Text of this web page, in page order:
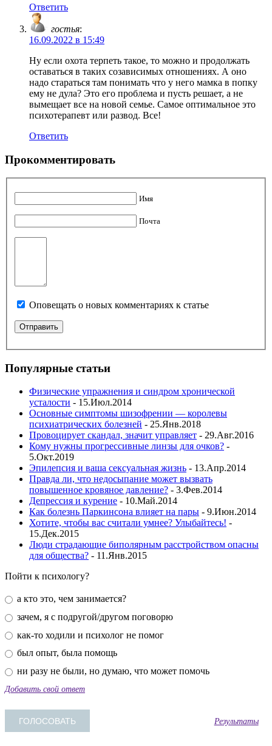
Ответить
гостья:
16.09.2022 в 15:49
Ну если охота терпеть такое, то можно и продолжать
оставаться в таких созависимых отношениях. А оно
надо стараться там понимать что у него мамка в попку
ему не дула? Это его проблема и пусть решает, а не
вымещает все на новой семье. Самое оптимальное это
психотерапевт или развод. Все!
Ответить
Прокомментировать
Имя
Почта
Оповещать о новых комментариях к статье
Популярные статьи
Физические упражнения и синдром хронической
усталости - 15.Июл.2014
Основные симптомы шизофрении — королевы
психиатрических болезней - 25.Янв.2018
Провоцирует скандал, значит управляет - 29.Авг.2016
Кому нужны прогрессивные линзы для очков? -
5.Окт.2019
Эпилепсия и ваша сексуальная жизнь - 13.Апр.2014
Правда ли, что недосыпание может вызвать
повышенное кровяное давление? - 3.Фев.2014
Депрессия и курение - 10.Май.2014
Как болезнь Паркинсона влияет на пары - 9.Июн.2014
Хотите, чтобы вас считали умнее? Улыбайтесь! -
15.Дек.2015
Люди страдающие биполярным расстройством опасны
для общества? - 11.Янв.2015
Пойти к психологу?
а кто это, чем занимается?
зачем, я с подругой/другом поговорю
как-то ходили и психолог не помог
был опыт, была помощь
ни разу не были, но думаю, что может помочь
Добавить свой ответ
Результаты